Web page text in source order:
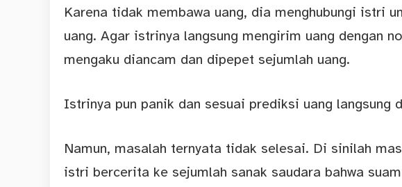
Karena tidak membawa uang, dia menghubungi istri
uang. Agar istrinya langsung mengirim uang dengan
mengaku diancam dan dipepet sejumlah uang.
Istrinya pun panik dan sesuai prediksi uang langsung
Namun, masalah ternyata tidak selesai. Di sinilah
istri bercerita ke sejumlah sanak saudara bahwa